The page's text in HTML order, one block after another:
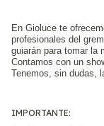
En Gioluce te
profesionales del
guiarán para tomar la
Contamos con un
Tenemos, sin dudas,
IMPORTANTE: